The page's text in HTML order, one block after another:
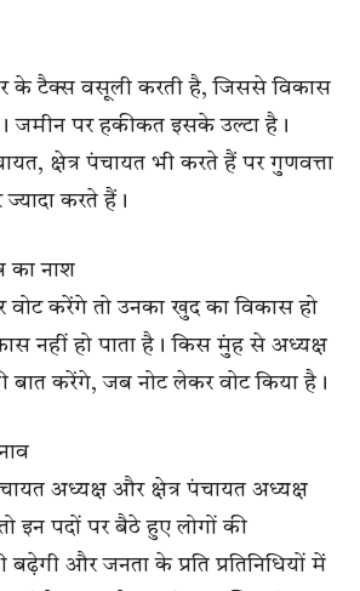
के टैक्स वसूली करती है, जिससे विकास
जमीन पर हकीकत इसके उल्टा है।
क्षेत्र पंचायत भी करते हैं पर गुणवत्ता
करते हैं।
का नाश
करेंगे तो उनका खुद का विकास हो
नहीं हो पाता है। किस मुंह से अध्यक्ष
बात करेंगे, जब नोट लेकर वोट किया है।
अध्यक्ष और क्षेत्र पंचायत अध्यक्ष
इन पदों पर बैठे हुए लोगों की
बढ़ेगी और जनता के प्रति प्रतिनिधियों में